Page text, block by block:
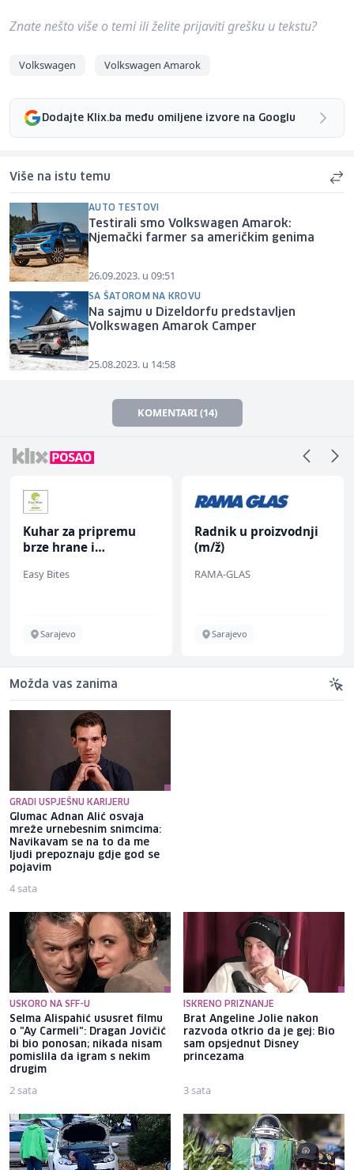
Znate nešto više o temi ili želite prijaviti grešku u tekstu?
Volkswagen Volkswagen Amarok
Dodajte Klix.ba među omiljene izvore na Googlu
Više na istu temu
AUTO TESTOVI
Testirali smo Volkswagen Amarok:
Njemački farmer sa američkim genima
26.09.2023. u 09:51
SA ŠATOROM NA KROVU
Na sajmu u Dizeldorfu predstavljen
Volkswagen Amarok Camper
25.08.2023. u 14:58
KOMENTARI (14)
Kuhar za pripremu
brze hrane i
ž)
Easy Bites
Sarajevo
Radnik u proizvodnji
(m/ž)
RAMA-GLAS
Sarajevo
Možda vas zanima
GRADI USPJEŠNU KARIJERU
Glumac Adnan Alić osvaja
mreže urnebesnim snimcima:
Navikavam se na to da me
ljudi prepoznaju gdje god se
pojavim
4 sata
USKORO NA SFF-U
Selma Alispahić ususret filmu
o "Ay Carmeli": Dragan Jovičić
bi bio ponosan; nikada nisam
pomislila da igram s nekim
drugim
2 sata
ISKRENO PRIZNANJE
Brat Angeline Jolie nakon
razvoda otkrio da je gej: Bio
sam opsjednut Disney
princezama
3 sata